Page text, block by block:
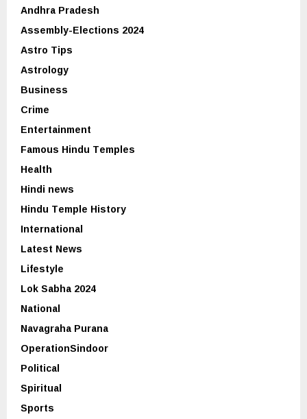
Andhra Pradesh
Assembly-Elections 2024
Astro Tips
Astrology
Business
Crime
Entertainment
Famous Hindu Temples
Health
Hindi news
Hindu Temple History
International
Latest News
Lifestyle
Lok Sabha 2024
National
Navagraha Purana
OperationSindoor
Political
Spiritual
Sports